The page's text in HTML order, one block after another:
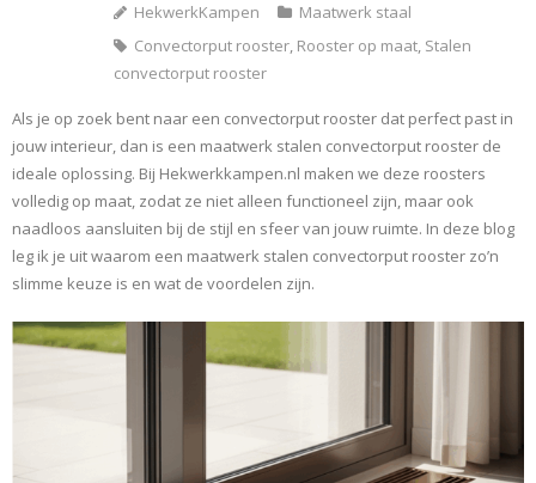
HekwerkKampen
Maatwerk staal
Convectorput rooster, Rooster op maat, Stalen
convectorput rooster
Als je op zoek bent naar een convectorput rooster dat perfect past in
jouw interieur, dan is een maatwerk stalen convectorput rooster de
ideale oplossing. Bij Hekwerkkampen.nl maken we deze roosters
volledig op maat, zodat ze niet alleen functioneel zijn, maar ook
naadloos aansluiten bij de stijl en sfeer van jouw ruimte. In deze blog
leg ik je uit waarom een maatwerk stalen convectorput rooster zo’n
slimme keuze is en wat de voordelen zijn.